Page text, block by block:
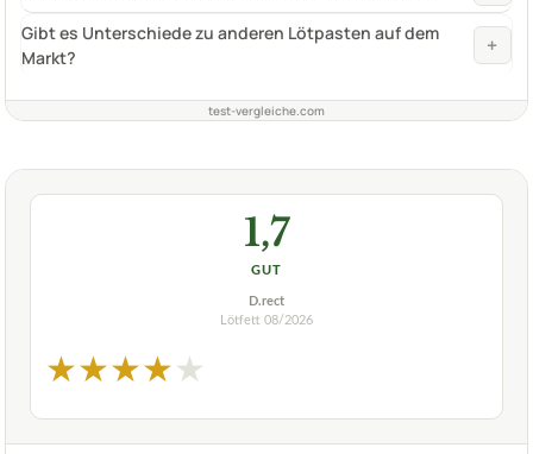
Gibt es Unterschiede zu anderen Lötpasten auf dem
Markt?
+
test-vergleiche.com
1,7
GUT
D.rect
Lötfett 08/2026
★★★★★